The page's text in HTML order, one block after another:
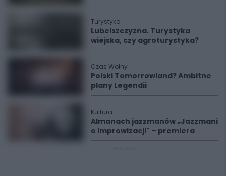
Turystyka
Lubelszczyzna. Turystyka
wiejska, czy agroturystyka?
Czas Wolny
Polski Tomorrowland? Ambitne
plany Legendii
Kultura
Almanach jazzmanów „Jazzmani
o improwizacji" – premiera